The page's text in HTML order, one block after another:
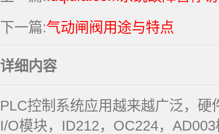
下一篇:气动闸阀用途与特点
详细内容
PLC控制系统应用越来越广泛，
I/O模块，ID212，OC224，